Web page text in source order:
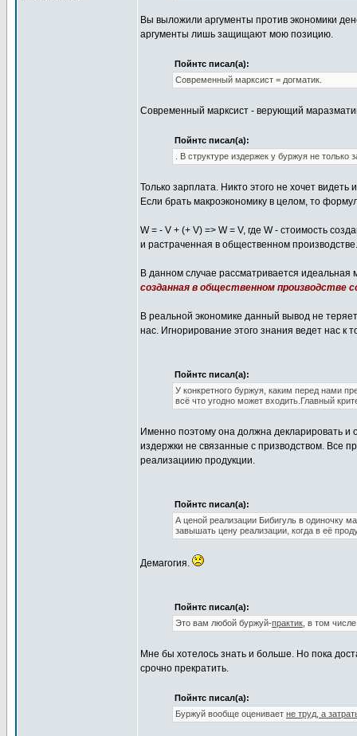
Вы выложили аргументы против экономики
аргументы лишь защищают мою позицию.
Пойнтс писал(а):
Современный марксист = догматик.
Современный марксист - верующий
Пойнтс писал(а):
. В структуре издержек у буржуя не только
Только зарплата. Никто этого не хочет видеть
Если брать макроэкономику в целом, то
W = - V + (+ V) => W = V, где W - стоимость
и растраченная в общественном производстве.
В данном случае рассматривается идеальная
созданная в общественном
В реальной экономике данный вывод не
нас. Игнорирование этого знания ведет нас к
Пойнтс писал(а):
У конкретного буржуя, каким перед нами
всё что угодно может входить.Главный
Именно поэтому она должна декларировать и
издержки не связанные с призводством. Все
реализациию продукции.
Пойнтс писал(а):
А ценой реализации Бибигуль в одиночку
завышать цену реализации, когда в её
Демагогия.
Пойнтс писал(а):
Это вам любой буржуй-практик , в том
Мне бы хотелось знать и больше. Но пока
срочно прекратить.
Пойнтс писал(а):
Буржуй вообще оценивает не труд, а